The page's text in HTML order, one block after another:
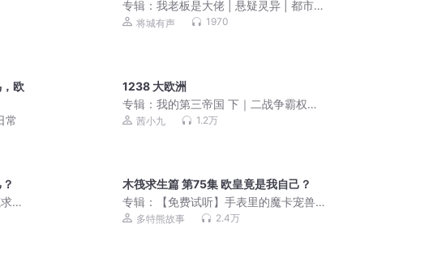
专辑：我老板是大佬 | 悬疑灵异 | 都市搞
笑 | 奇门秘术 | 热血搞笑|多人有声剧
将城有声 1970
欧
常
1238 大欧洲
专辑：我的第三帝国 下｜二战争霸权力
游戏热血战争免费小说
茜小九 1.2万
生
木筏求生篇 第75集 欧皇竟是我自己？
专辑：
【免费试听】手表里的魔卡宠兽
丨木筏求生篇丨多特熊
多特熊故事 2.4万